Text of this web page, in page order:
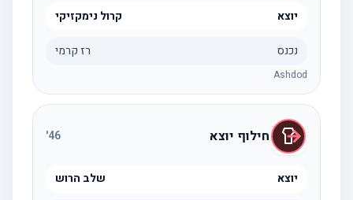
יוצא קרול נימקזיקי
נכנס רז קרמי
Ashdod
חילוף יוצא 46
'
יוצא שלב הרוש